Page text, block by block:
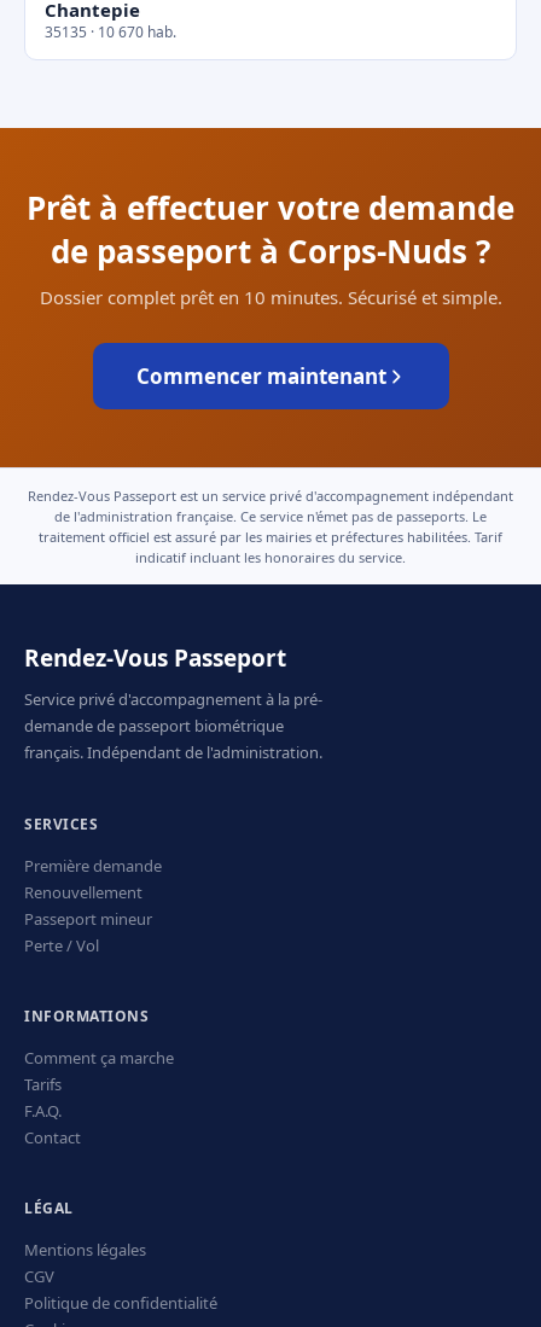
Chantepie
35135 · 10 670 hab.
Prêt à effectuer votre demande
de passeport à Corps-Nuds ?
Dossier complet prêt en 10 minutes. Sécurisé et simple.
Commencer maintenant
Rendez-Vous Passeport est un service privé d'accompagnement indépendant
de l'administration française. Ce service n'émet pas de passeports. Le
traitement officiel est assuré par les mairies et préfectures habilitées. Tarif
indicatif incluant les honoraires du service.
Rendez-Vous Passeport
Service privé d'accompagnement à la pré-
demande de passeport biométrique
français. Indépendant de l'administration.
SERVICES
Première demande
Renouvellement
Passeport mineur
Perte / Vol
INFORMATIONS
Comment ça marche
Tarifs
F.A.Q.
Contact
LÉGAL
Mentions légales
CGV
Politique de confidentialité